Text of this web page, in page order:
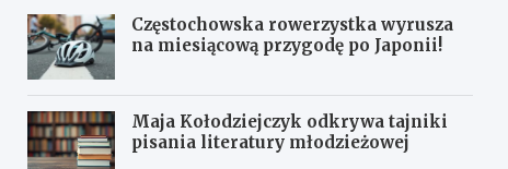
Częstochowska rowerzystka wyrusza
na miesiącową przygodę po Japonii!
Maja Kołodziejczyk odkrywa tajniki
pisania literatury młodzieżowej